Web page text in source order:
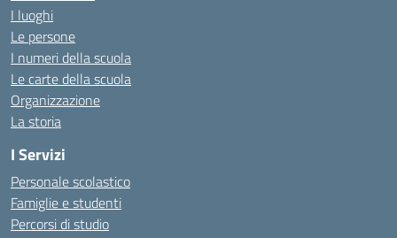
I luoghi
Le persone
I numeri della scuola
Le carte della scuola
Organizzazione
La storia
I Servizi
Personale scolastico
Famiglie e studenti
Percorsi di studio